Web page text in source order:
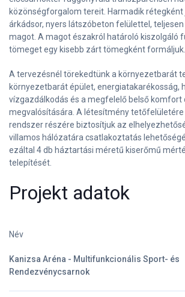
közönségforgalom tereit. Harmadik rétegként
árkádsor, nyers látszóbeton felülettel,
magot. A magot északról határoló kiszolgáló
tömeget egy kisebb zárt tömegként formáljuk.
A tervezésnél törekedtünk a környezetbarát
környezetbarát épület, energiatakarékosság,
vízgazdálkodás és a megfelelő belső komfort
megvalósítására. A létesítmény
rendszer részére biztosítjuk az
villamos hálózatára csatlakoztatás
ezáltal 4 db háztartási méretű kiserőmű
telepítését.
Projekt adatok
Név
Kanizsa Aréna - Multifunkcionális Sport- és
Rendezvénycsarnok